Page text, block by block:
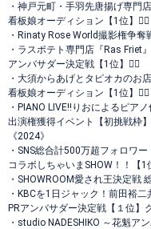
・神戸元町・手羽先唐揚げ専門
看板娘オーディション【1位】❤️‍🔥
・Rinaty Rose World撮影権争奪
・ラスポテト専門店『Ras Friet』
アンバサダー決定戦【1位】❤️‍🔥
・大須からあげとタピオカのお
看板娘オーディション【1位】❤️‍🔥
・PIANO LIVE!!りおによるピア
出演権獲得イベント【初挑戦枠】
《2024》
・SNS総合計500万超フォロワ
コラボしちゃいまSHOW！！【1
・SHOWROOM愛され王決定戦
・KBCを1日ジャック！前田裕
PRアンバサダー決定戦【１位】
・studio NADESHIKO ～花魁ア